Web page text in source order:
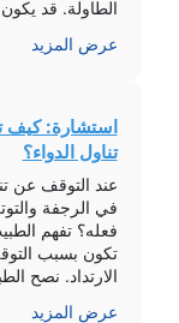
الطاولة. قد
عرض المزيد
استشارة: كيف
تناول الدواء؟
عند التوقف عن
في الرجفة
فعله؟ تفهم
تكون بسبب
الارتداد. نصح
عرض المزيد